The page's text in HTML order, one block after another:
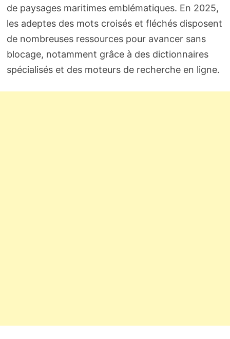
de paysages maritimes emblématiques. En 2025,
les adeptes des mots croisés et fléchés disposent
de nombreuses ressources pour avancer sans
blocage, notamment grâce à des dictionnaires
spécialisés et des moteurs de recherche en ligne.